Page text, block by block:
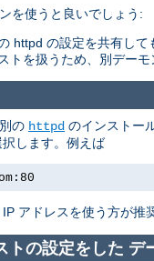
を使うと良いでしょう:
httpd の設定を共有して
トを扱うため、別デー
の httpd のインストー
します。例えば
アドレスを使う方が
トの設定をした デ